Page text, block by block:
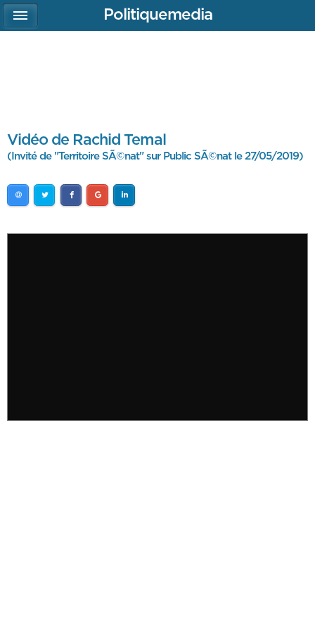
Vidéo de Rachid Temal
(Invité de "Territoire SÃ©nat" sur Public SÃ©nat le 27/05/2019)
Politiquemedia